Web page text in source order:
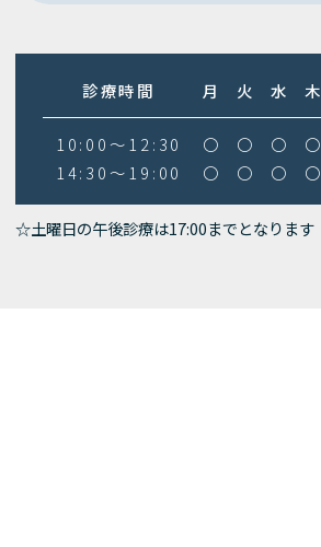
診療時間 月 火 水 木
10:00～12:30 〇 〇 〇 〇
14:30～19:00
〇 〇 〇 〇
☆土曜日の午後診療は17:00までとなります